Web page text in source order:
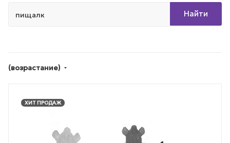
Найти
(возрастание)
ХИТ ПРОДАЖ